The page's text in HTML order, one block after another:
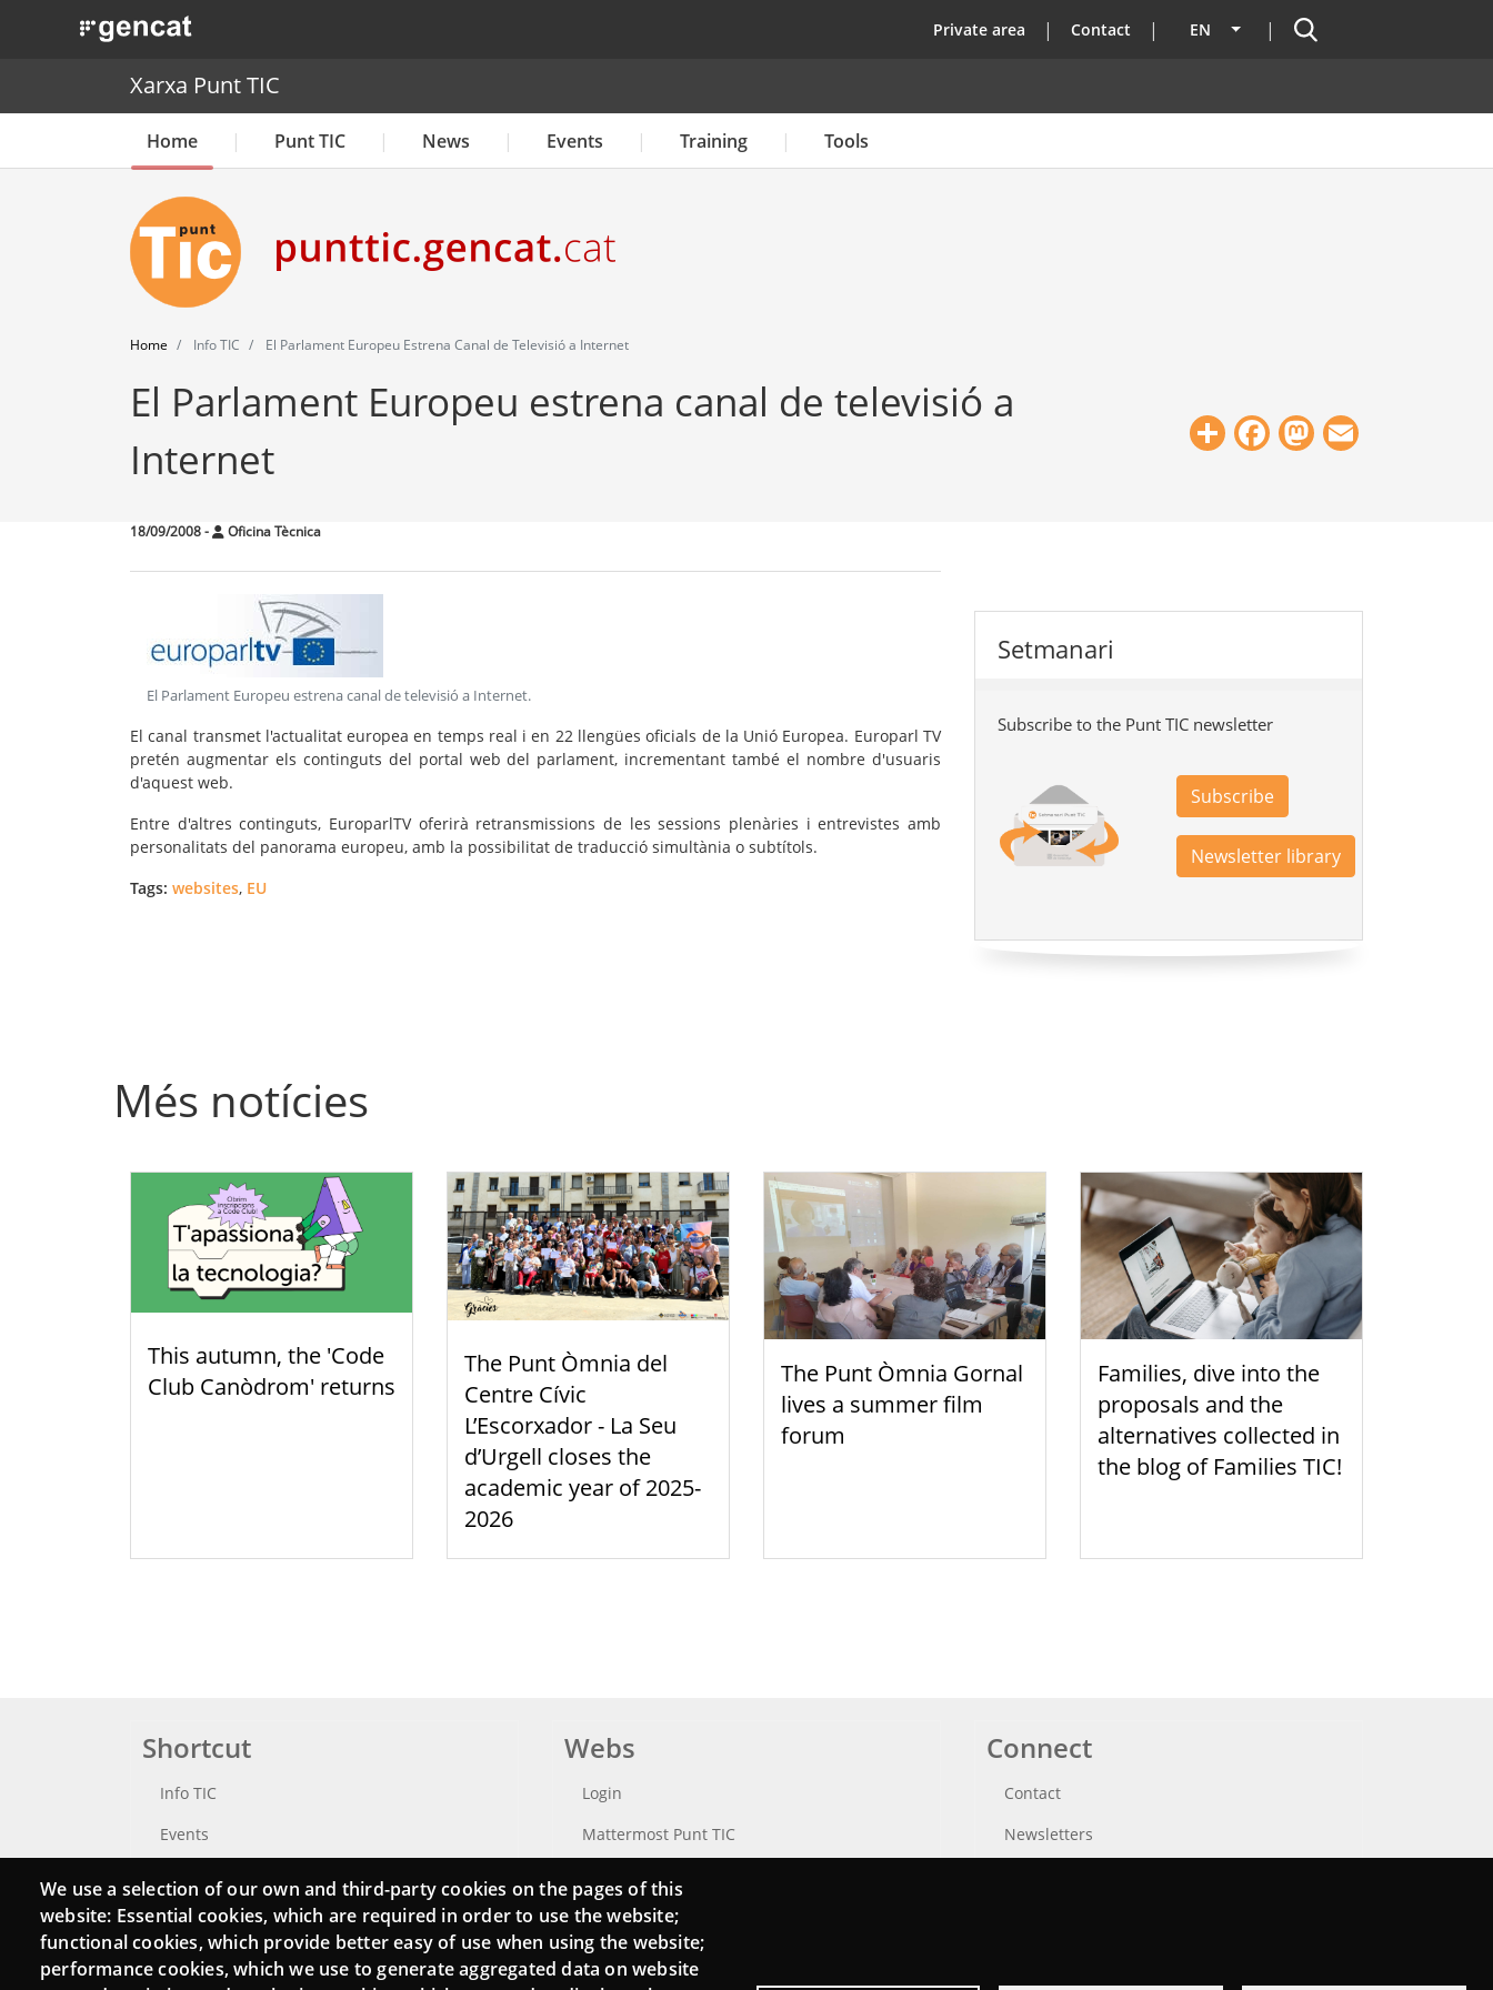
. Obre en una nova finestra. top
Private area Contact EN List additional actions
Search
Xarxa Punt TIC
Home Punt TIC News Events Training Tools
Home Info TIC El Parlament Europeu Estrena Canal de Televisió a Internet
El Parlament Europeu estrena canal de televisió a
Internet
ShareFacebook
Mastodon
18/09/2008- Oficina Tècnica
El Parlament Europeu estrena canal de televisió a Internet.
El canal transmet l'actualitat europea en temps real i en 22 llengües oficials de la Unió Europea. Europarl TV
pretén augmentar els continguts del portal web del parlament, incrementant també el nombre d'usuaris
d'aquest web.
Entre d'altres continguts, EuroparlTV oferirà retransmissions de les sessions plenàries i entrevistes amb
personalitats del panorama europeu, amb la possibilitat de traducció simultània o subtítols.
Tags: websites, EU
Setmanari
Subscribe to the Punt TIC newsletter
Subscribe
Newsletter library
Més notícies
This autumn, the 'Code
Club Canòdrom' returns
The Punt Òmnia del
Centre Cívic
L’Escorxador - La Seu
d’Urgell closes the
academic year of 2025-
2026
The Punt Òmnia Gornal
lives a summer film
forum
Families, dive into the
proposals and the
alternatives collected in
the blog of Families TIC!
Shortcut
Info TIC
Events
Catalogue of experts
Job and volunteer board
Webs
Login
Mattermost Punt TIC
Connect
Contact
Newsletters
We use a selection of our own and third-party cookies on the pages of this
website: Essential cookies, which are required in order to use the website;
functional cookies, which provide better easy of use when using the website;
performance cookies, which we use to generate aggregated data on website